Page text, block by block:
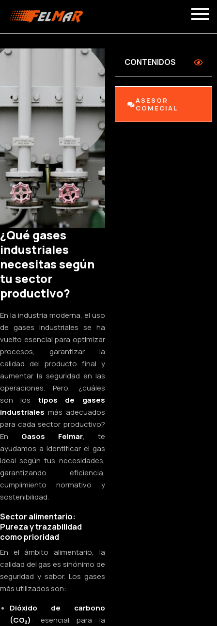
CONTENIDOS
ASESOR
COMECIAL
¿Qué gases
industriales
necesitas según
tu sector
productivo?
En la industria moderna, el uso
de gases industriales se ha
vuelto esencial para optimizar
procesos, garantizar la
calidad del producto final y
aumentar la seguridad en las
operaciones. Pero, ¿cuáles
son los tipos de gases
industriales más adecuados
para cada sector productivo?
En Gasos Felmar, te
ayudamos a identificar el gas
ideal según tus necesidades,
garantizando eficiencia,
cumplimiento normativo y
sostenibilidad.
Sector alimentario:
Pureza y trazabilidad
como prioridad
En el ámbito alimentario, la
calidad del gas es sinónimo de
seguridad y sabor. Los gases
más utilizados son:
Dióxido de carbono
(CO₂): esencial para la